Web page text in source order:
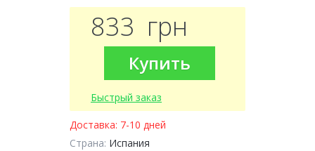
833 грн
Купить
Быстрый заказ
Доставка: 7-10 дней
Страна: Испания